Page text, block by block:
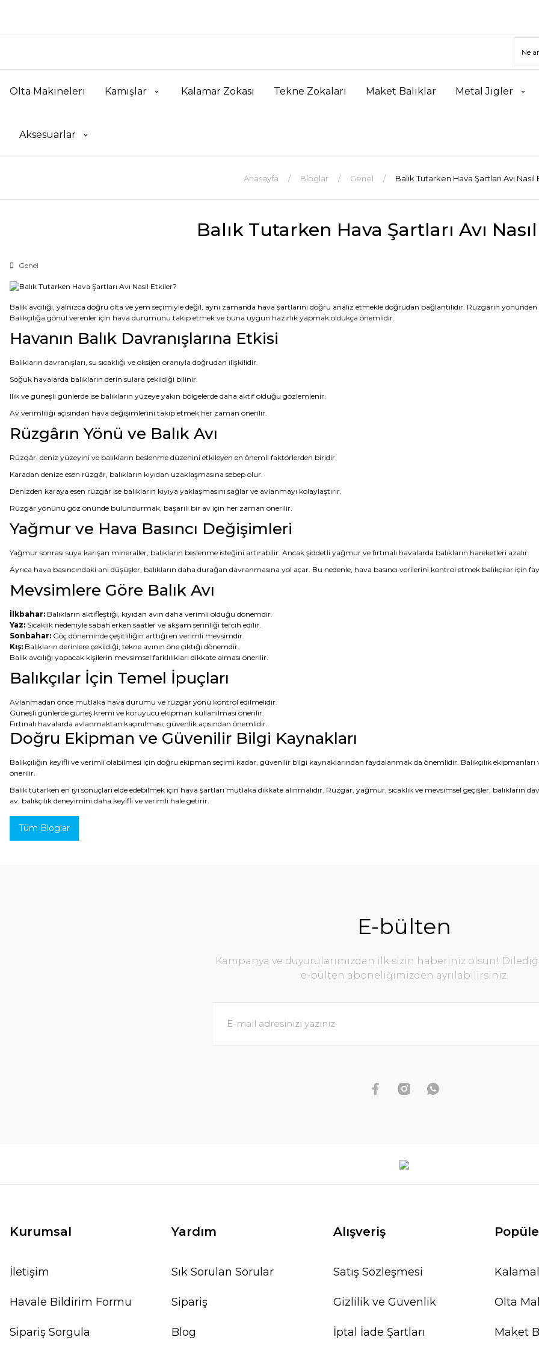
Olta Makineleri Kamışlar Kalamar Zokası Tekne Zokaları Maket Balıklar Metal Jigler
Aksesuarlar
Anasayfa Bloglar Genel Balık Tutarken Hava Şartları Avı Nasıl
Balık Tutarken Hava Şartları Avı
Genel
Balık avcılığı, yalnızca doğru olta ve yem seçimiyle değil, aynı zamanda hava şartlarını doğru analiz etmekle doğrudan bağlantılıdır. Rüzgârın
Balıkçılığa gönül verenler için hava durumunu takip etmek ve buna uygun hazırlık yapmak oldukça önemlidir.
Havanın Balık Davranışlarına Etkisi
Balıkların davranışları, su sıcaklığı ve oksijen oranıyla doğrudan ilişkilidir.
Soğuk havalarda balıkların derin sulara çekildiği bilinir.
Ilık ve güneşli günlerde ise balıkların yüzeye yakın bölgelerde daha aktif olduğu gözlemlenir.
Av verimliliği açısından hava değişimlerini takip etmek her zaman önerilir.
Rüzgârın Yönü ve Balık Avı
Rüzgâr, deniz yüzeyini ve balıkların beslenme düzenini etkileyen en önemli faktörlerden biridir.
Karadan denize esen rüzgâr, balıkların kıyıdan uzaklaşmasına sebep olur.
Denizden karaya esen rüzgâr ise balıkların kıyıya yaklaşmasını sağlar ve avlanmayı kolaylaştırır.
Rüzgâr yönünü göz önünde bulundurmak, başarılı bir av için her zaman önerilir.
Yağmur ve Hava Basıncı Değişimleri
Yağmur sonrası suya karışan mineraller, balıkların beslenme isteğini artırabilir. Ancak şiddetli yağmur ve fırtınalı havalarda balıkların hareketleri azalır.
Ayrıca hava basıncındaki ani düşüşler, balıkların daha durağan davranmasına yol açar. Bu nedenle, hava basıncı verilerini kontrol etmek balıkçılar için
Mevsimlere Göre Balık Avı
İlkbahar: Balıkların aktifleştiği, kıyıdan avın daha verimli olduğu dönemdir.
Yaz: Sıcaklık nedeniyle sabah erken saatler ve akşam serinliği tercih edilir.
Sonbahar: Göç döneminde çeşitliliğin arttığı en verimli mevsimdir.
Kış: Balıkların derinlere çekildiği, tekne avının öne çıktığı dönemdir.
Balık avcılığı yapacak kişilerin mevsimsel farklılıkları dikkate alması önerilir.
Balıkçılar İçin Temel İpuçları
Avlanmadan önce mutlaka hava durumu ve rüzgâr yönü kontrol edilmelidir.
Güneşli günlerde güneş kremi ve koruyucu ekipman kullanılması önerilir.
Fırtınalı havalarda avlanmaktan kaçınılması, güvenlik açısından önemlidir.
Doğru Ekipman ve Güvenilir Bilgi Kaynakları
Balıkçılığın keyifli ve verimli olabilmesi için doğru ekipman seçimi kadar, güvenilir bilgi kaynaklarından faydalanmak da önemlidir. Balıkçılık ekipmanları
önerilir.
Balık tutarken en iyi sonuçları elde edebilmek için hava şartları mutlaka dikkate alınmalıdır. Rüzgâr, yağmur, sıcaklık ve mevsimsel geçişler, balıkların
av, balıkçılık deneyimini daha keyifli ve verimli hale getirir.
Tüm Bloglar
E-bülten
Kampanya ve duyurularımızdan ilk sizin haberiniz olsun!
e-bülten aboneliğimizden ayrılabilirsiniz.
Kurumsal
İletişim
Havale Bildirim Formu
Sipariş Sorgula
Yardım
Sık Sorulan Sorular
Sipariş
Blog
Alışveriş
Satış Sözleşmesi
Gizlilik ve Güvenlik
İptal İade Şartları
Olta
Maket